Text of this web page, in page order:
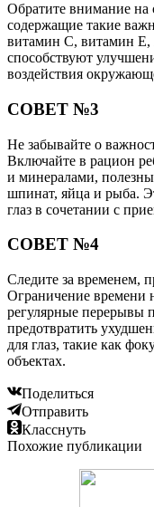
Обратите внимание на
содержащие такие
витамин C, витамин E,
способствуют
воздействия
СОВЕТ №3
Не забывайте о
Включайте в рацион
и минералами,
шпинат, яйца и рыба.
глаз в сочетании с
СОВЕТ №4
Следите за временем,
Ограничение времени
регулярные перерывы
предотвратить
для глаз, такие как
объектах.
Поделиться
Отправить
Класснуть
Похожие публикации